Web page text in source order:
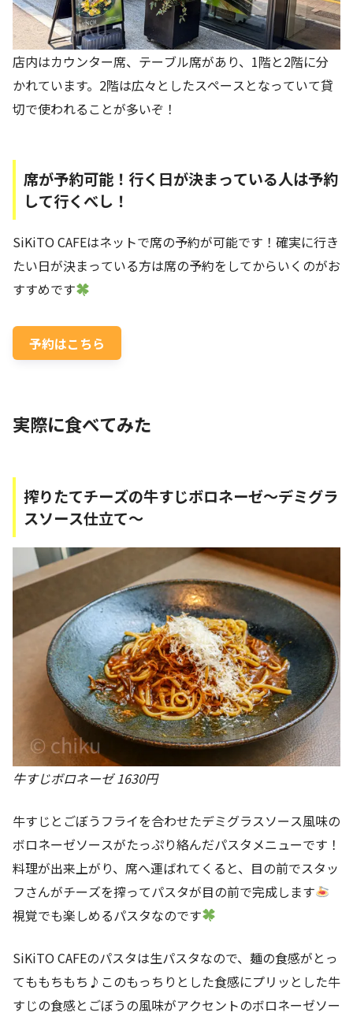
店内はカウンター席、テーブル席があり、1階と2階に分
かれています。2階は広々としたスペースとなっていて貸
切で使われることが多いぞ！
席が予約可能！行く日が決まっている人は予約
して行くべし！
SiKiTO CAFEはネットで席の予約が可能です！確実に行き
たい日が決まっている方は席の予約をしてからいくのがお
すすめです
予約はこちら
実際に食べてみた
搾りたてチーズの牛すじボロネーゼ～デミグラ
スソース仕立て～
牛すじボロネーゼ 1630円
牛すじとごぼうフライを合わせたデミグラスソース風味の
ボロネーゼソースがたっぷり絡んだパスタメニューです！
料理が出来上がり、席へ運ばれてくると、目の前でスタッ
フさんがチーズを搾ってパスタが目の前で完成します
視覚でも楽しめるパスタなのです
SiKiTO CAFEのパスタは生パスタなので、麺の食感がとっ
てももちもち♪このもっちりとした食感にプリッとした牛
すじの食感とごぼうの風味がアクセントのボロネーゼソー